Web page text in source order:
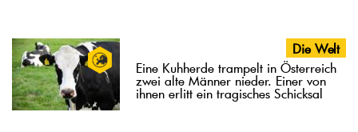
Die Welt
Eine Kuhherde trampelt in Österreich
zwei alte Männer nieder. Einer von
ihnen erlitt ein tragisches Schicksal